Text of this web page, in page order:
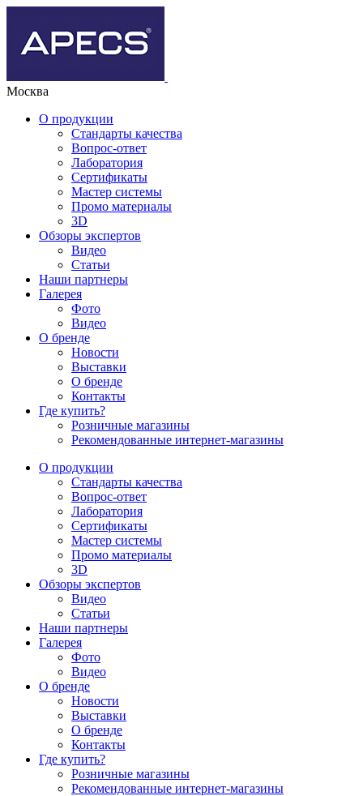
Москва
О продукции
Стандарты качества
Вопрос-ответ
Лаборатория
Сертификаты
Мастер системы
Промо материалы
3D
Обзоры экспертов
Видео
Статьи
Наши партнеры
Галерея
Фото
Видео
О бренде
Новости
Выставки
О бренде
Контакты
Где купить?
Розничные магазины
Рекомендованные интернет-магазины
О продукции
Стандарты качества
Вопрос-ответ
Лаборатория
Сертификаты
Мастер системы
Промо материалы
3D
Обзоры экспертов
Видео
Статьи
Наши партнеры
Галерея
Фото
Видео
О бренде
Новости
Выставки
О бренде
Контакты
Где купить?
Розничные магазины
Рекомендованные интернет-магазины